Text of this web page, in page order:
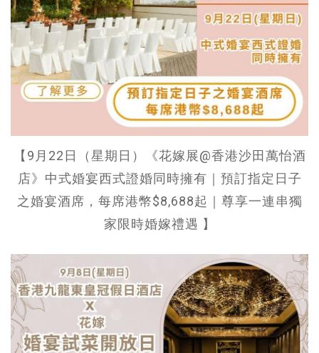
【9月22日（星期日）《花嫁展@香港沙田萬怡酒
店》中式婚宴西式證婚同時擁有｜預訂指定日子
之婚宴酒席，每席港幣$8,688起｜尊享一連串獨
家限時婚嫁禮遇 】